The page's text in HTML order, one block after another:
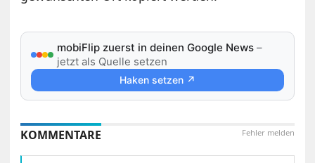
mobiFlip zuerst in deinen Google News –
jetzt als Quelle setzen
Haken setzen ↗
Fehler melden
KOMMENTARE